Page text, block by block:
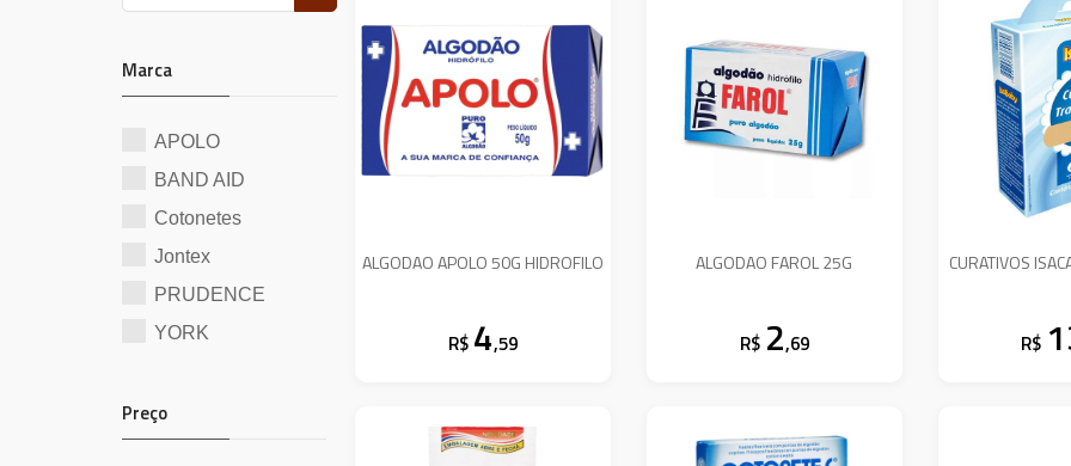
ALGODAO APOLO 50G HIDROFILO
R$ 4,59
ALGODAO FAROL 25G
R$ 2,69
CURATIVOS
R$
Marca
APOLO
BAND AID
Cotonetes
Jontex
PRUDENCE
YORK
Preço